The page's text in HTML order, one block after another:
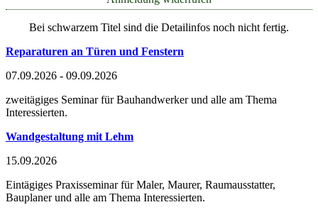
Bei schwarzem Titel sind die Detailinfos noch nicht fertig.
Reparaturen an Türen und Fenstern
07.09.2026 - 09.09.2026
zweitägiges Seminar für Bauhandwerker und alle am Thema
Interessierten.
Wandgestaltung mit Lehm
15.09.2026
Eintägiges Praxisseminar für Maler, Maurer, Raumausstatter,
Bauplaner und alle am Thema Interessierten.